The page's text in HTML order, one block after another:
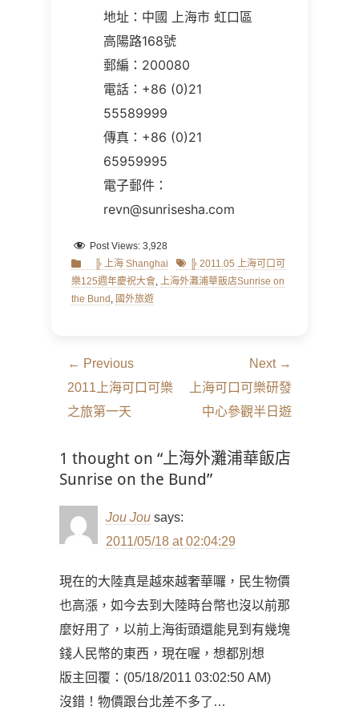
地址：中國 上海市 虹口區
高陽路168號
郵編：200080
電話：+86 (0)21
55589999
傳真：+86 (0)21
65959995
電子郵件：
revn@sunrisesha.com
Post Views: 3,928
Categories
╠ 上海 Shanghai Tags╠ 2011.05 上海可口可
樂125週年慶祝大會, 上海外灘浦華飯店Sunrise on
the Bund , 國外旅遊
文
章
導
覽
← Previous
Previous
post:
2011上海可口可樂
之旅第一天
Next →
Next
post:
上海可口可樂研發
中心參觀半日遊
1 thought on “上海外灘浦華飯店
Sunrise on the Bund”
Jou Jou says:
2011/05/18 at 02:04:29
現在的大陸真是越來越奢華囉，民生物價
也高漲，如今去到大陸時台幣也沒以前那
麼好用了，以前上海街頭還能見到有幾塊
錢人民幣的東西，現在喔，想都別想
版主回覆：(05/18/2011 03:02:50 AM)
沒錯！物價跟台北差不多了…